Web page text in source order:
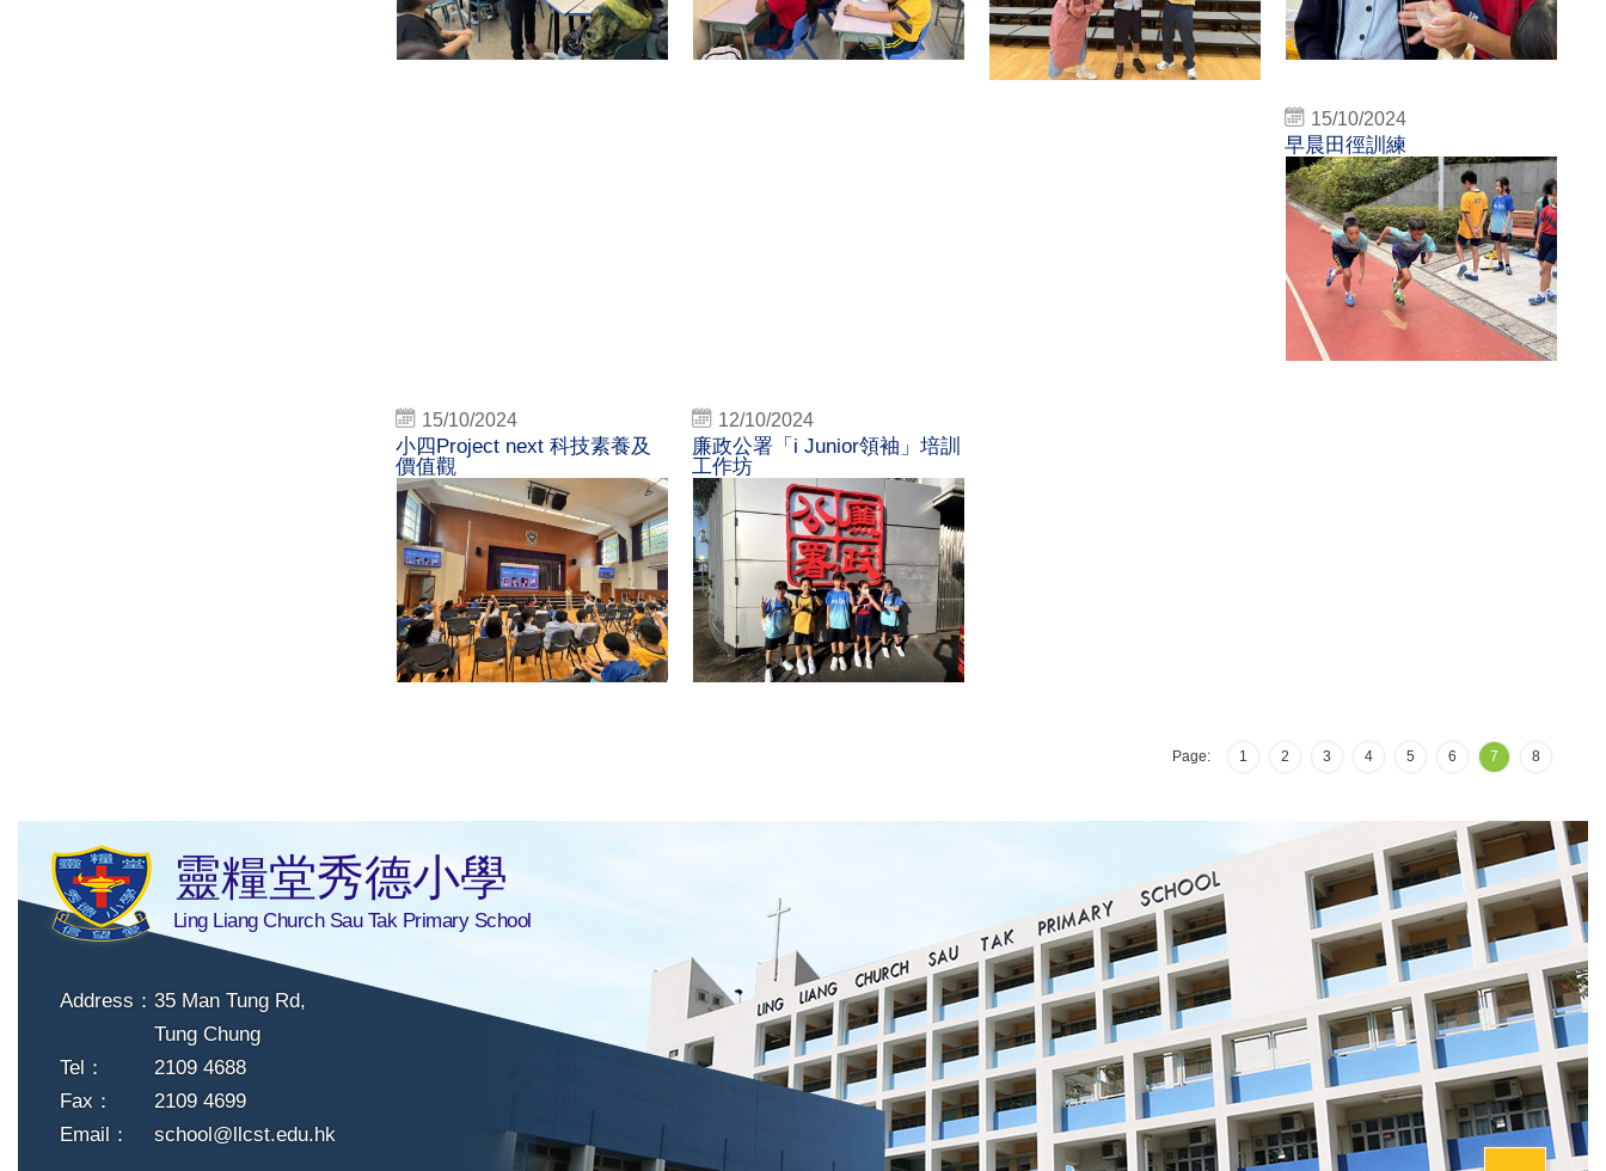
15/10/2024
早晨田徑訓練
15/10/2024
小四Project next 科技素養及
價值觀
12/10/2024
廉政公署「i Junior領袖」培訓
工作坊
Page: 1 2 3 4 5 6 7 8
靈糧堂秀德小學
Ling Liang Church Sau Tak Primary School
Address： 35 Man Tung Rd,
Tung Chung
Tel：
2109 4688
Fax：
2109 4699
Email：
school@llcst.edu.hk
Top